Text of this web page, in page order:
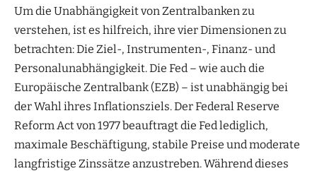
Um die Unabhängigkeit von Zentralbanken zu
verstehen, ist es hilfreich, ihre vier Dimensionen zu
betrachten: Die Ziel-, Instrumenten-, Finanz- und
Personalunabhängigkeit. Die Fed – wie auch die
Europäische Zentralbank (EZB) – ist unabhängig bei
der Wahl ihres Inflationsziels. Der Federal Reserve
Reform Act von 1977 beauftragt die Fed lediglich,
maximale Beschäftigung, stabile Preise und moderate
langfristige Zinssätze anzustreben. Während dieses